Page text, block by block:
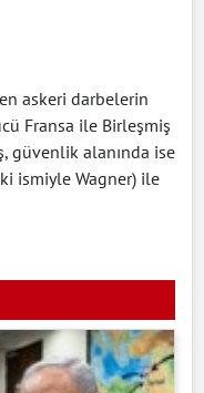
askeri darbelerin
Fransa ile Birleşmiş
güvenlik alanında ise
ismiyle Wagner) ile